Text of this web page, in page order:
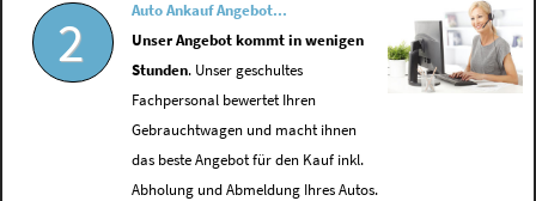
2
Auto Ankauf Angebot...
Unser Angebot kommt in wenigen
Stunden. Unser geschultes
Fachpersonal bewertet Ihren
Gebrauchtwagen und macht ihnen
das beste Angebot für den Kauf inkl.
Abholung und Abmeldung Ihres Autos.